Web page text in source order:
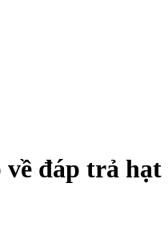
đáp trả hạt